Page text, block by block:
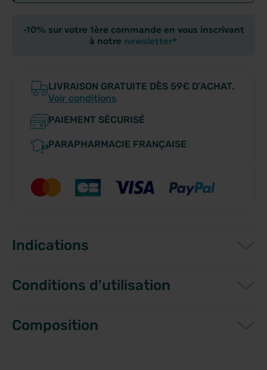
-10% sur votre 1ère commande en vous inscrivant
à notre newsletter*
LIVRAISON GRATUITE DÈS 59€ D’ACHAT.
Voir conditions
PAIEMENT SÉCURISÉ
PARAPHARMACIE FRANÇAISE
Indications
Conditions d'utilisation
Composition